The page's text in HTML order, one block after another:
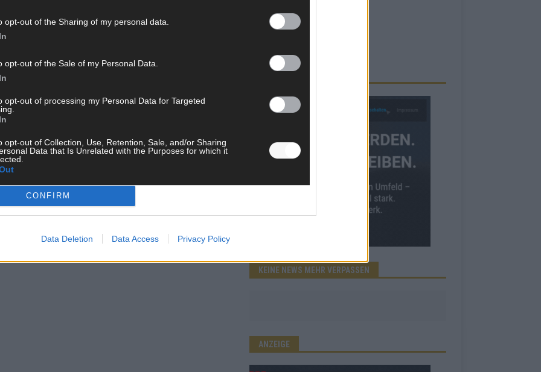
opt-out of the Sharing of my personal data.
opt-out of the Sale of my Personal Data.
opt-out of processing my Personal Data for Targeted
opt-out of Collection, Use, Retention, Sale, and/or Sharing
Data that Is Unrelated with the Purposes for which it
CONFIRM
Data Deletion Data Access Privacy Policy
KEINE NEWS MEHR VERPASSEN
ANZEIGE